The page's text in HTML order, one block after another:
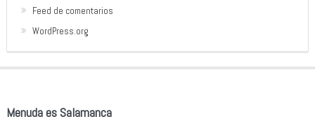
Feed de comentarios
WordPress.org
Menuda es Salamanca